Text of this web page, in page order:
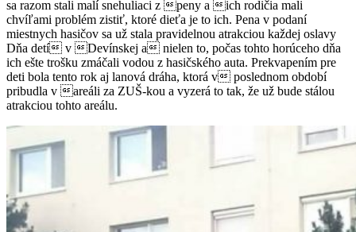
sa razom stali malí snehuliaci z peny a ich rodičia mali
chvíľami problém zistiť, ktoré dieťa je to ich. Pena v podaní
miestnych hasičov sa už stala pravidelnou atrakciou každej oslavy
Dňa detí v Devínskej a nielen to, počas tohto horúceho dňa
ich ešte trošku zmáčali vodou z hasičského auta. Prekvapením pre
deti bola tento rok aj lanová dráha, ktorá v poslednom období
pribudla v areáli za ZUŠ-kou a vyzerá to tak, že už bude stálou
atrakciou tohto areálu.